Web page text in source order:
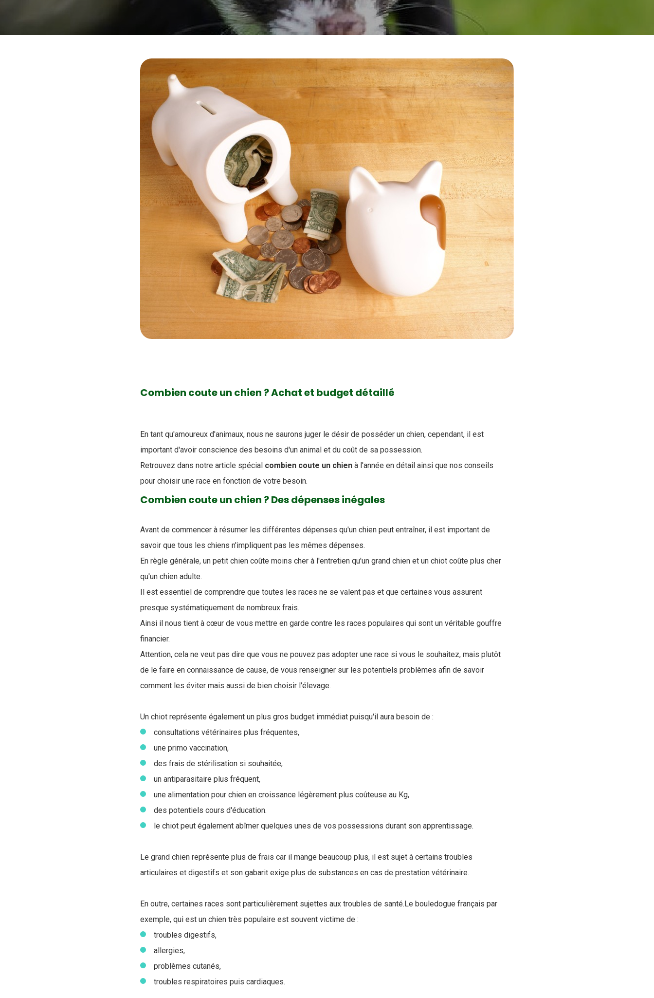
Combien coute un chien ? Achat et budget détaillé
En tant qu'amoureux d'animaux, nous ne saurons juger le désir de posséder un chien, cependant, il est
important d'avoir conscience des besoins d'un animal et du coût de sa possession.
Retrouvez dans notre article spécial combien coute un chien à l'année en détail ainsi que nos conseils
pour choisir une race en fonction de votre besoin.
Combien coute un chien ? Des dépenses inégales
Avant de commencer à résumer les différentes dépenses qu'un chien peut entraîner, il est important de
savoir que tous les chiens n'impliquent pas les mêmes dépenses.
En règle générale, un petit chien coûte moins cher à l'entretien qu'un grand chien et un chiot coûte plus cher
qu'un chien adulte.
Il est essentiel de comprendre que toutes les races ne se valent pas et que certaines vous assurent
presque systématiquement de nombreux frais.
Ainsi il nous tient à cœur de vous mettre en garde contre les races populaires qui sont un véritable gouffre
financier.
Attention, cela ne veut pas dire que vous ne pouvez pas adopter une race si vous le souhaitez, mais plutôt
de le faire en connaissance de cause, de vous renseigner sur les potentiels problèmes afin de savoir
comment les éviter mais aussi de bien choisir l'élevage.
Un chiot représente également un plus gros budget immédiat puisqu'il aura besoin de :
consultations vétérinaires plus fréquentes,
une primo vaccination,
des frais de stérilisation si souhaitée,
un antiparasitaire plus fréquent,
une alimentation pour chien en croissance légèrement plus coûteuse au Kg,
des potentiels cours d'éducation.
le chiot peut également abîmer quelques unes de vos possessions durant son apprentissage.
Le grand chien représente plus de frais car il mange beaucoup plus, il est sujet à certains troubles
articulaires et digestifs et son gabarit exige plus de substances en cas de prestation vétérinaire.
En outre, certaines races sont particulièrement sujettes aux troubles de santé.Le bouledogue français par
exemple, qui est un chien très populaire est souvent victime de :
troubles digestifs,
allergies,
problèmes cutanés,
troubles respiratoires puis cardiaques.